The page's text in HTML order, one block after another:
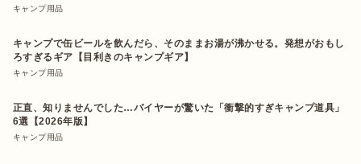
キャンプ用品
キャンプで缶ビールを飲んだら、そのままお湯が沸かせる。発想がおもし
ろすぎるギア【目利きのキャンプギア】
キャンプ用品
正直、知りませんでした…バイヤーが驚いた「衝撃的すぎキャンプ道具」
6選【2026年版】
キャンプ用品